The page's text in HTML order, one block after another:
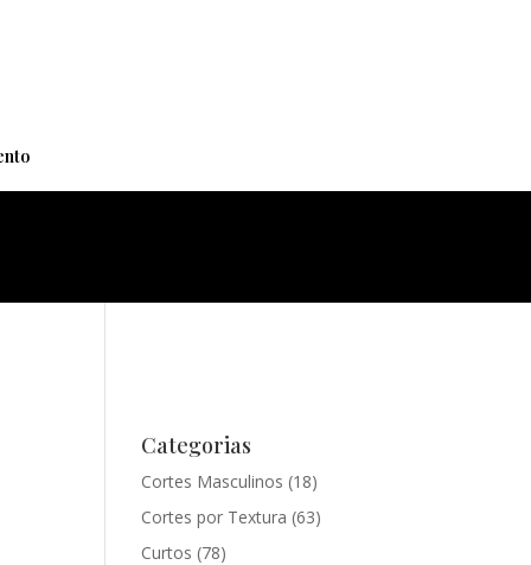
Categorias
Cortes Masculinos (18)
Cortes por Textura (63)
Curtos (78)